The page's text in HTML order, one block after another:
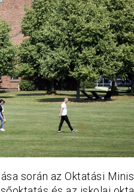
során az Oktatási